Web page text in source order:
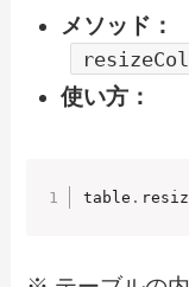
メソッド：
使い方：
table .